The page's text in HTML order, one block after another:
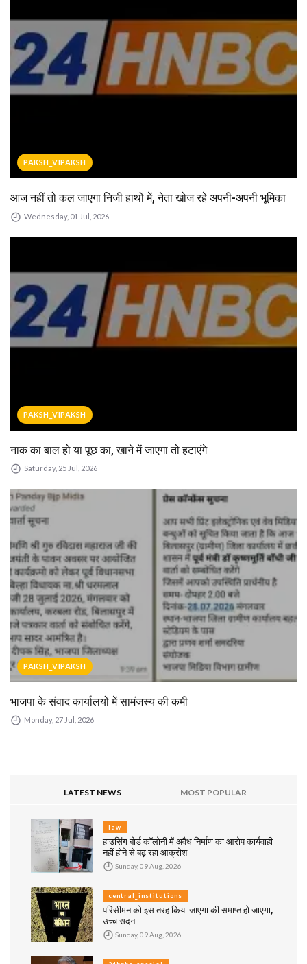
PAKSH_VIPAKSH
आज नहीं तो कल जाएगा निजी हाथों में, नेता खोज रहे अपनी-अपनी भूमिका
Wednesday, 01 Jul, 2026
PAKSH_VIPAKSH
नाक का बाल हो या पूछ का, खाने में जाएगा तो हटाएंगे
Saturday, 25 Jul, 2026
PAKSH_VIPAKSH
भाजपा के संवाद कार्यालयों में सामंजस्य की कमी
Monday, 27 Jul, 2026
LATEST NEWS MOST POPULAR
law
हाउसिंग बोर्ड कॉलोनी में अवैध निर्माण का आरोप कार्यवाही
नहीं होने से बढ़ रहा आक्रोश
Sunday, 09 Aug, 2026
central_institutions
परिसीमन को इस तरह किया जाएगा की समाप्त हो जाएगा,
उच्च सदन
Sunday, 09 Aug, 2026